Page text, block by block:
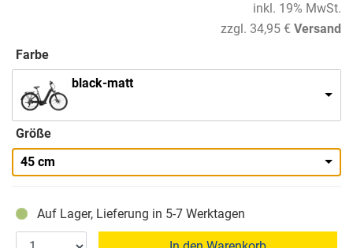
inkl. 19% MwSt.
zzgl. 34,95 € Versand
Farbe
black-matt
Größe
45 cm
Auf Lager, Lieferung in 5-7 Werktagen